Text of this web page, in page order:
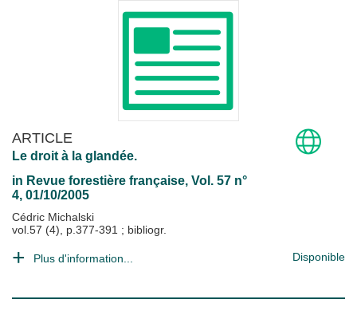
ARTICLE
Le droit à la glandée.
in Revue forestière française, Vol. 57 n°
4, 01/10/2005
Cédric Michalski
vol.57 (4), p.377-391 ; bibliogr.
Plus d'information... Disponible